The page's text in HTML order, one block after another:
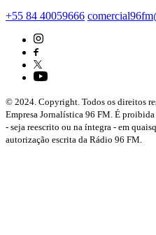
+55 84 40059666
© 2024. Copyright. Todos os direitos
Empresa Jornalística 96 FM. É
- seja reescrito ou na íntegra - em
autorização escrita da Rádio 96 FM.